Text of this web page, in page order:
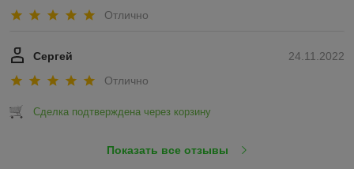
Отлично
24.11.2022
Сергей
Отлично
Сделка подтверждена через корзину
Показать все отзывы